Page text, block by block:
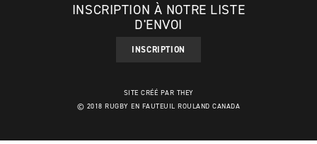
INSCRIPTION À NOTRE LISTE
D'ENVOI
INSCRIPTION
SITE CRÉÉ PAR THEY
© 2018 RUGBY EN FAUTEUIL ROULAND CANADA